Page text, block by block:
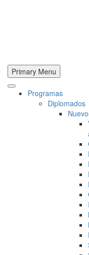
Primary Menu
Programas
Diplomados